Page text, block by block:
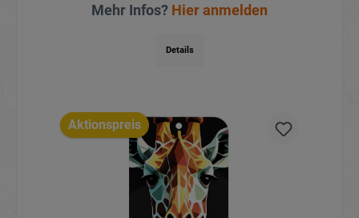
Mehr Infos? Hier anmelden
Details
Aktionspreis